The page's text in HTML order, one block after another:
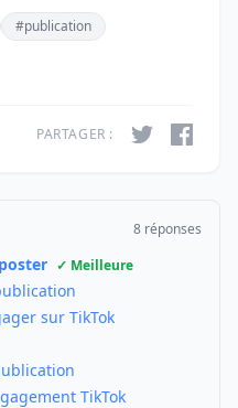
#publication
PARTAGER :
8 réponses
✓ Meilleure
sur TikTok
TikTok